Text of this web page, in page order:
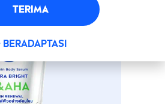
TERIMA
BERADAPTASI